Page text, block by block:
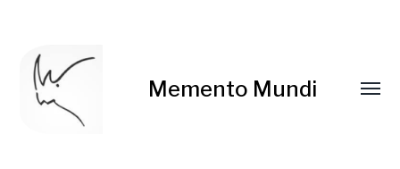
Memento Mundi